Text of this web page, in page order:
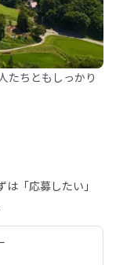
たちともしっかり
「応募したい」